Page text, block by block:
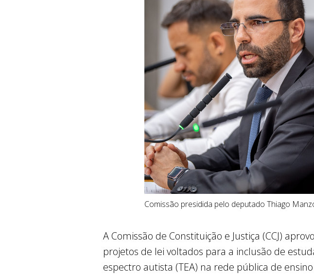
Comissão presidida pelo deputado Thiago
A Comissão de Constituição e Justiça (CCJ)
projetos de lei voltados para a inclusão de
espectro autista (TEA) na rede pública de